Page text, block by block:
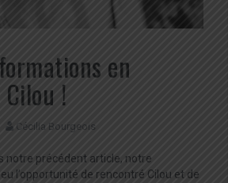
en
!
Cécilia Bourgeois
notre précédent article, notre
l’opportunité de rencontré Cilou et de